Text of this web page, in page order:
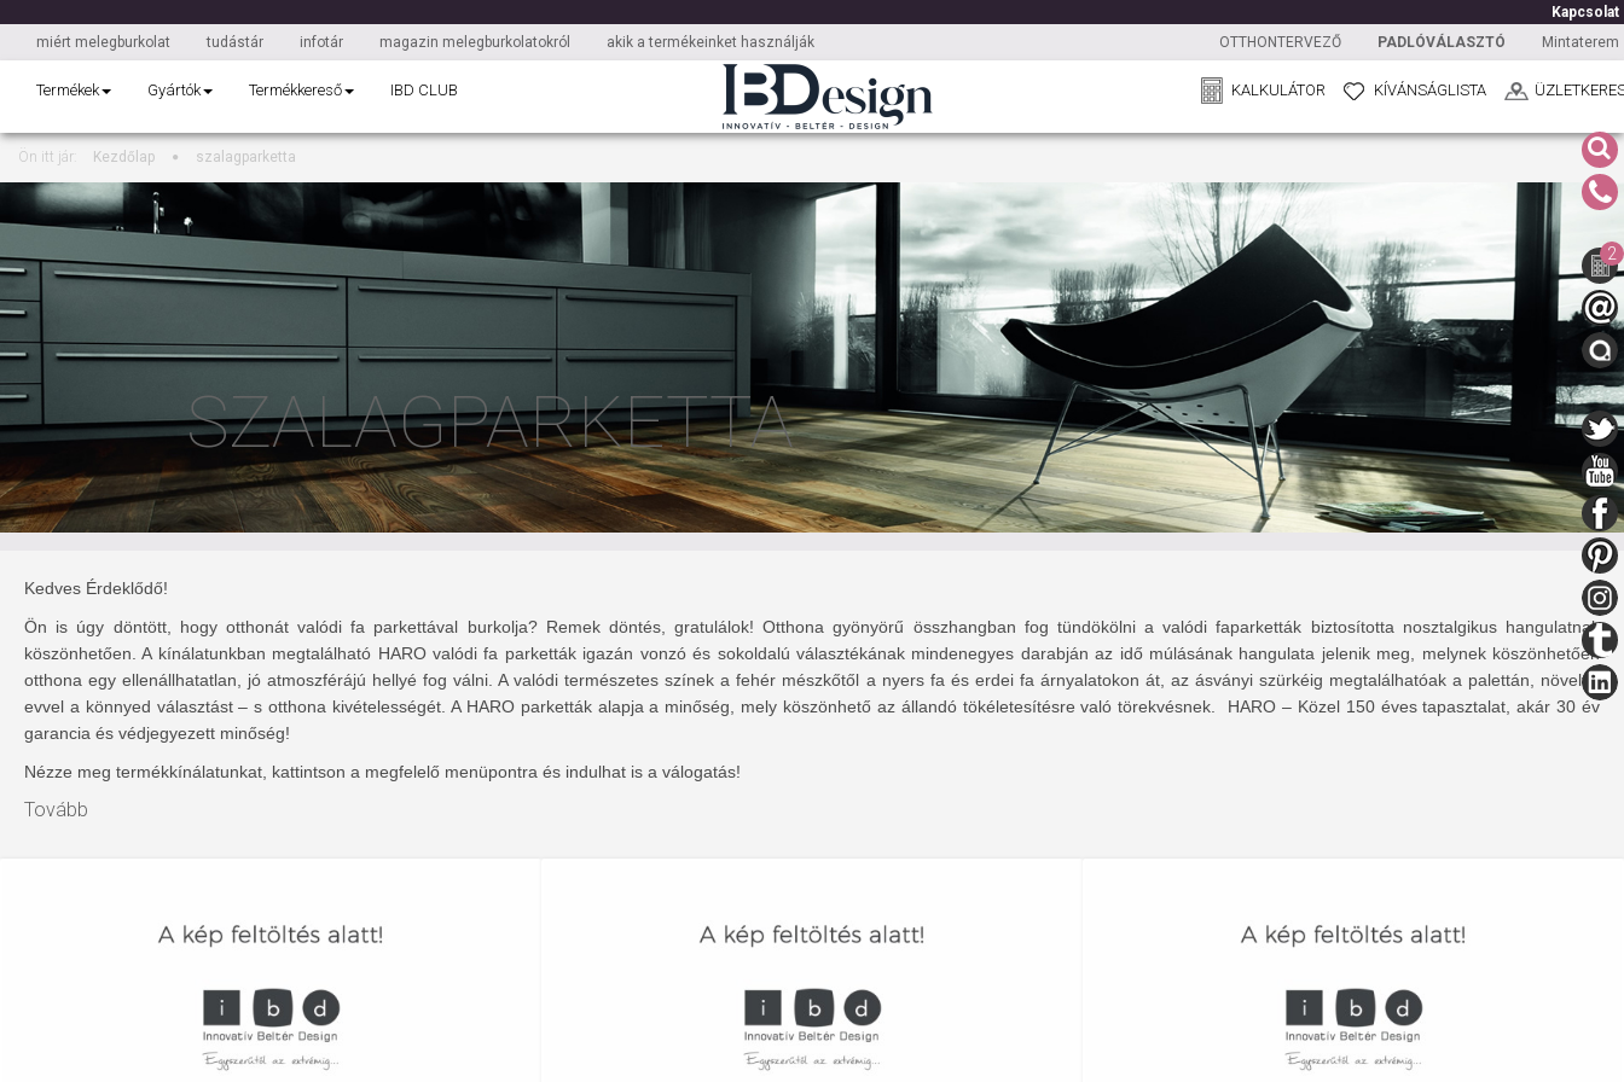
Kapcsolat
miért melegburkolat
tudástár infotár magazin melegburkolatokról akik a termékeinket használják OTTHONTERVEZŐ PADLÓVÁLASZTÓ Mintaterem
Termékek Gyártók Termékkereső IBD CLUB KÍVÁNSÁGLISTA
KALKULÁTOR
Ön itt jár: Kezdőlap szalagparketta
SZALAGPARKETTA
Kedves Érdeklődő!
Ön is úgy döntött, hogy otthonát valódi fa parkettával burkolja? Remek döntés, gratulálok! Otthona gyönyörű összhangban fog tündökölni a valódi faparketták biztosította nosztalgikus hangulatnak
köszönhetően. A kínálatunkban megtalálható HARO valódi fa parketták igazán vonzó és sokoldalú választékának mindenegyes darabján az idő múlásának hangulata jelenik meg, melynek köszönhetően
otthona egy ellenállhatatlan, jó atmoszférájú hellyé fog válni. A valódi természetes színek a fehér mészkőtől a nyers fa és erdei fa árnyalatokon át, az ásványi szürkéig megtalálhatóak a palettán, növelve
evvel a könnyed választást – s otthona kivételességét. A HARO parketták alapja a minőség, mely köszönhető az állandó tökéletesítésre való törekvésnek. HARO – Közel 150 éves tapasztalat, akár 30 év
garancia és védjegyezett minőség!
Nézze meg termékkínálatunkat, kattintson a megfelelő menüpontra és indulhat is a válogatás!
Tovább
2